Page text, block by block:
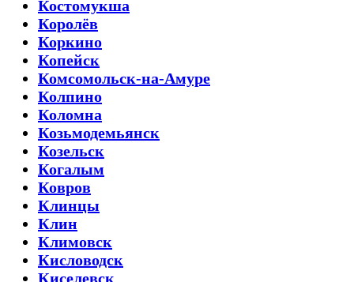
Костомукша
Королёв
Коркино
Копейск
Комсомольск-на-Амуре
Колпино
Коломна
Козьмодемьянск
Козельск
Когалым
Ковров
Клинцы
Клин
Климовск
Кисловодск
Киселевск